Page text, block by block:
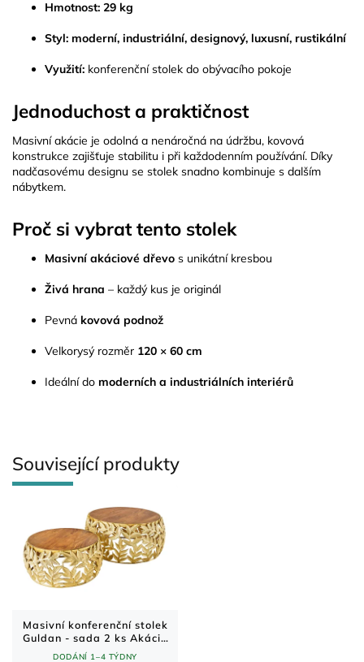
Související produkty
Masivní konferenční stolek
Guldan - sada 2 ks Akácie
70x70 cm
DODÁNÍ 1–4 TÝDNY
Hmotnost: 29 kg
Styl: moderní, industriální, designový, luxusní, rustikální
Využití: konferenční stolek do obývacího pokoje
Jednoduchost a praktičnost
Masivní akácie je odolná a nenáročná na údržbu, kovová
konstrukce zajišťuje stabilitu i při každodenním používání. Díky
nadčasovému designu se stolek snadno kombinuje s dalším
nábytkem.
Proč si vybrat tento stolek
Masivní akáciové dřevo s unikátní kresbou
Živá hrana – každý kus je originál
Pevná kovová podnož
Velkorysý rozměr 120 × 60 cm
Ideální do moderních a industriálních interiérů